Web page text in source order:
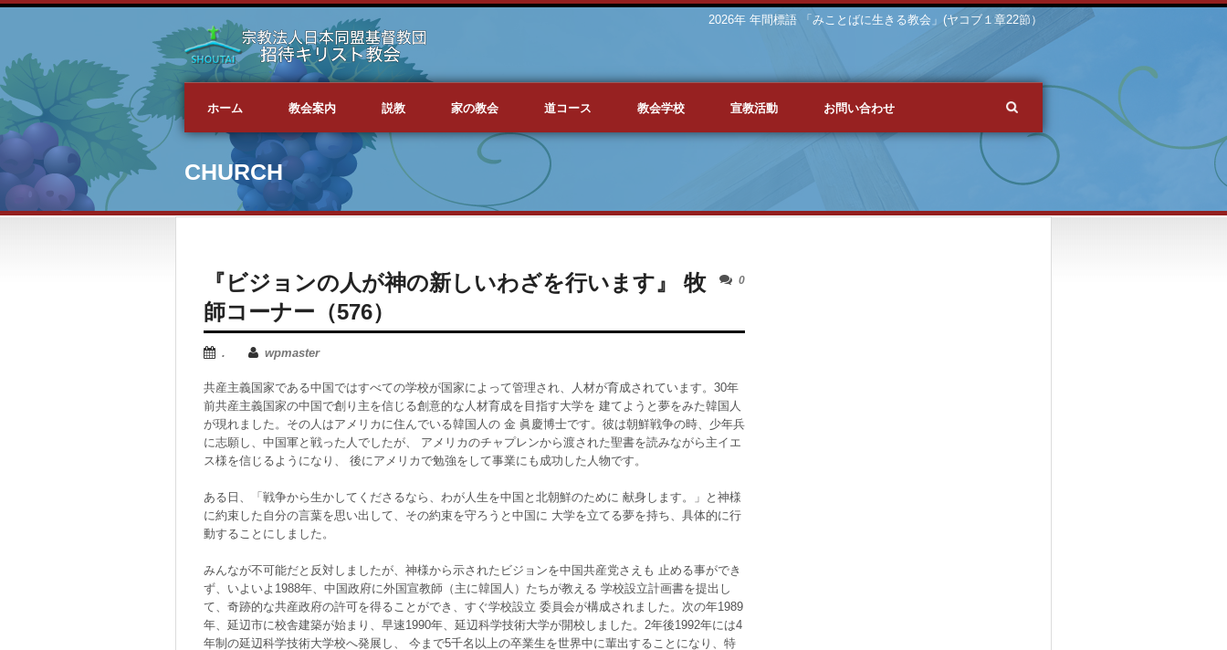
2026年 年間標語 「みことばに生きる教会」(ヤコブ１章22節）
ホーム 教会案内 説教 家の教会 道コース 教会学校 宣教活動 お問い合わせ
CHURCH
0
『ビジョンの人が神の新しいわざを行います』 牧
師コーナー（576）
. wpmaster
共産主義国家である中国ではすべての学校が国家によって管理され、人材が育成されています。30年
前共産主義国家の中国で創り主を信じる創意的な人材育成を目指す大学を 建てようと夢をみた韓国人
が現れました。その人はアメリカに住んでいる韓国人の 金 眞慶博士です。彼は朝鮮戦争の時、少年兵
に志願し、中国軍と戦った人でしたが、 アメリカのチャプレンから渡された聖書を読みながら主イエ
ス様を信じるようになり、 後にアメリカで勉強をして事業にも成功した人物です。
ある日、「戦争から生かしてくださるなら、わが人生を中国と北朝鮮のために 献身します。」と神様
に約束した自分の言葉を思い出して、その約束を守ろうと中国に 大学を立てる夢を持ち、具体的に行
動することにしました。
みんなが不可能だと反対しましたが、神様から示されたビジョンを中国共産党さえも 止める事ができ
ず、いよいよ1988年、中国政府に外国宣教師（主に韓国人）たちが教える 学校設立計画書を提出し
て、奇跡的な共産政府の許可を得ることができ、すぐ学校設立 委員会が構成されました。次の年1989
年、延辺市に校舎建築が始まり、早速1990年、延辺科学技術大学が開校しました。2年後1992年には4
年制の延辺科学技術大学校へ発展し、 今まで5千名以上の卒業生を世界中に輩出することになり、特